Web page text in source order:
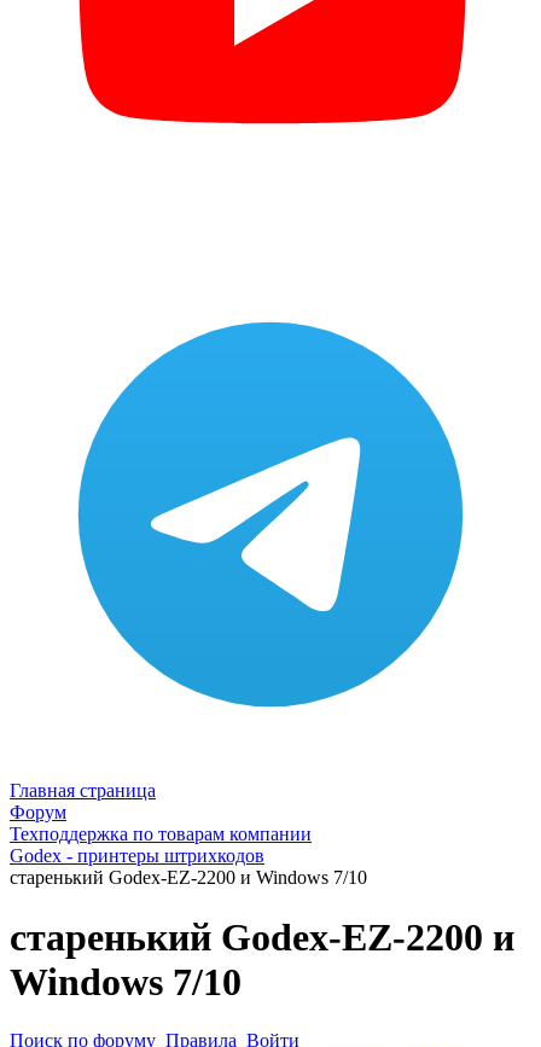
Главная страница
Форум
Техподдержка по товарам компании
Godex - принтеры штрихкодов
старенький Godex-EZ-2200 и Windows 7/10
старенький Godex-EZ-2200 и
Windows 7/10
Поиск по форуму Правила Войти